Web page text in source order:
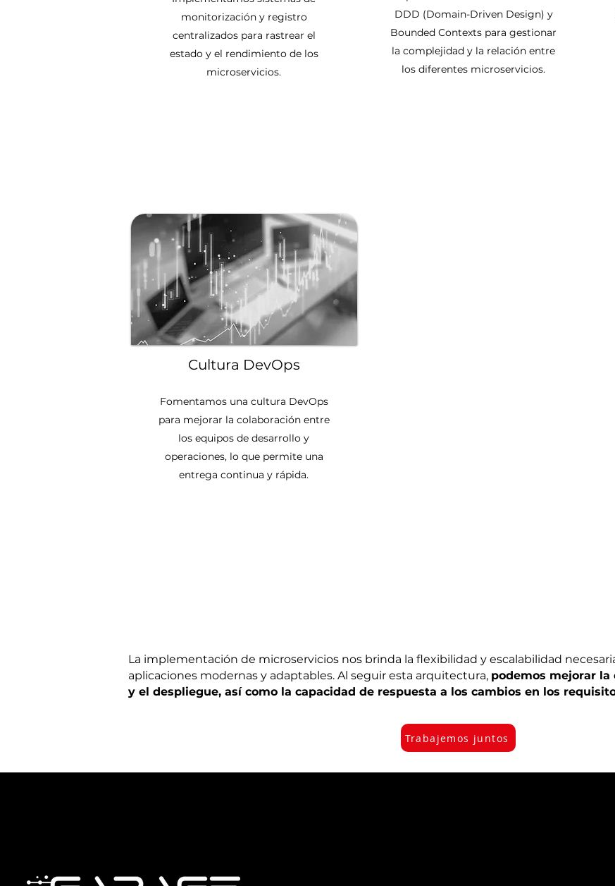
monitorización y registro
centralizados para rastrear el
estado y el rendimiento de los
microservicios.
DDD (Domain-Driven Design) y
Bounded Contexts para gestionar
la complejidad y la relación entre
los diferentes microservicios.
Cultura DevOps
Fomentamos una cultura DevOps
para mejorar la colaboración entre
los equipos de desarrollo y
operaciones, lo que permite una
entrega continua y rápida.
La implementación de microservicios nos brinda la flexibilidad y escalabilidad
aplicaciones modernas y adaptables. Al seguir esta arquitectura, podemos mejorar
y el despliegue, así como la capacidad de respuesta a los cambios en los
Trabajemos juntos